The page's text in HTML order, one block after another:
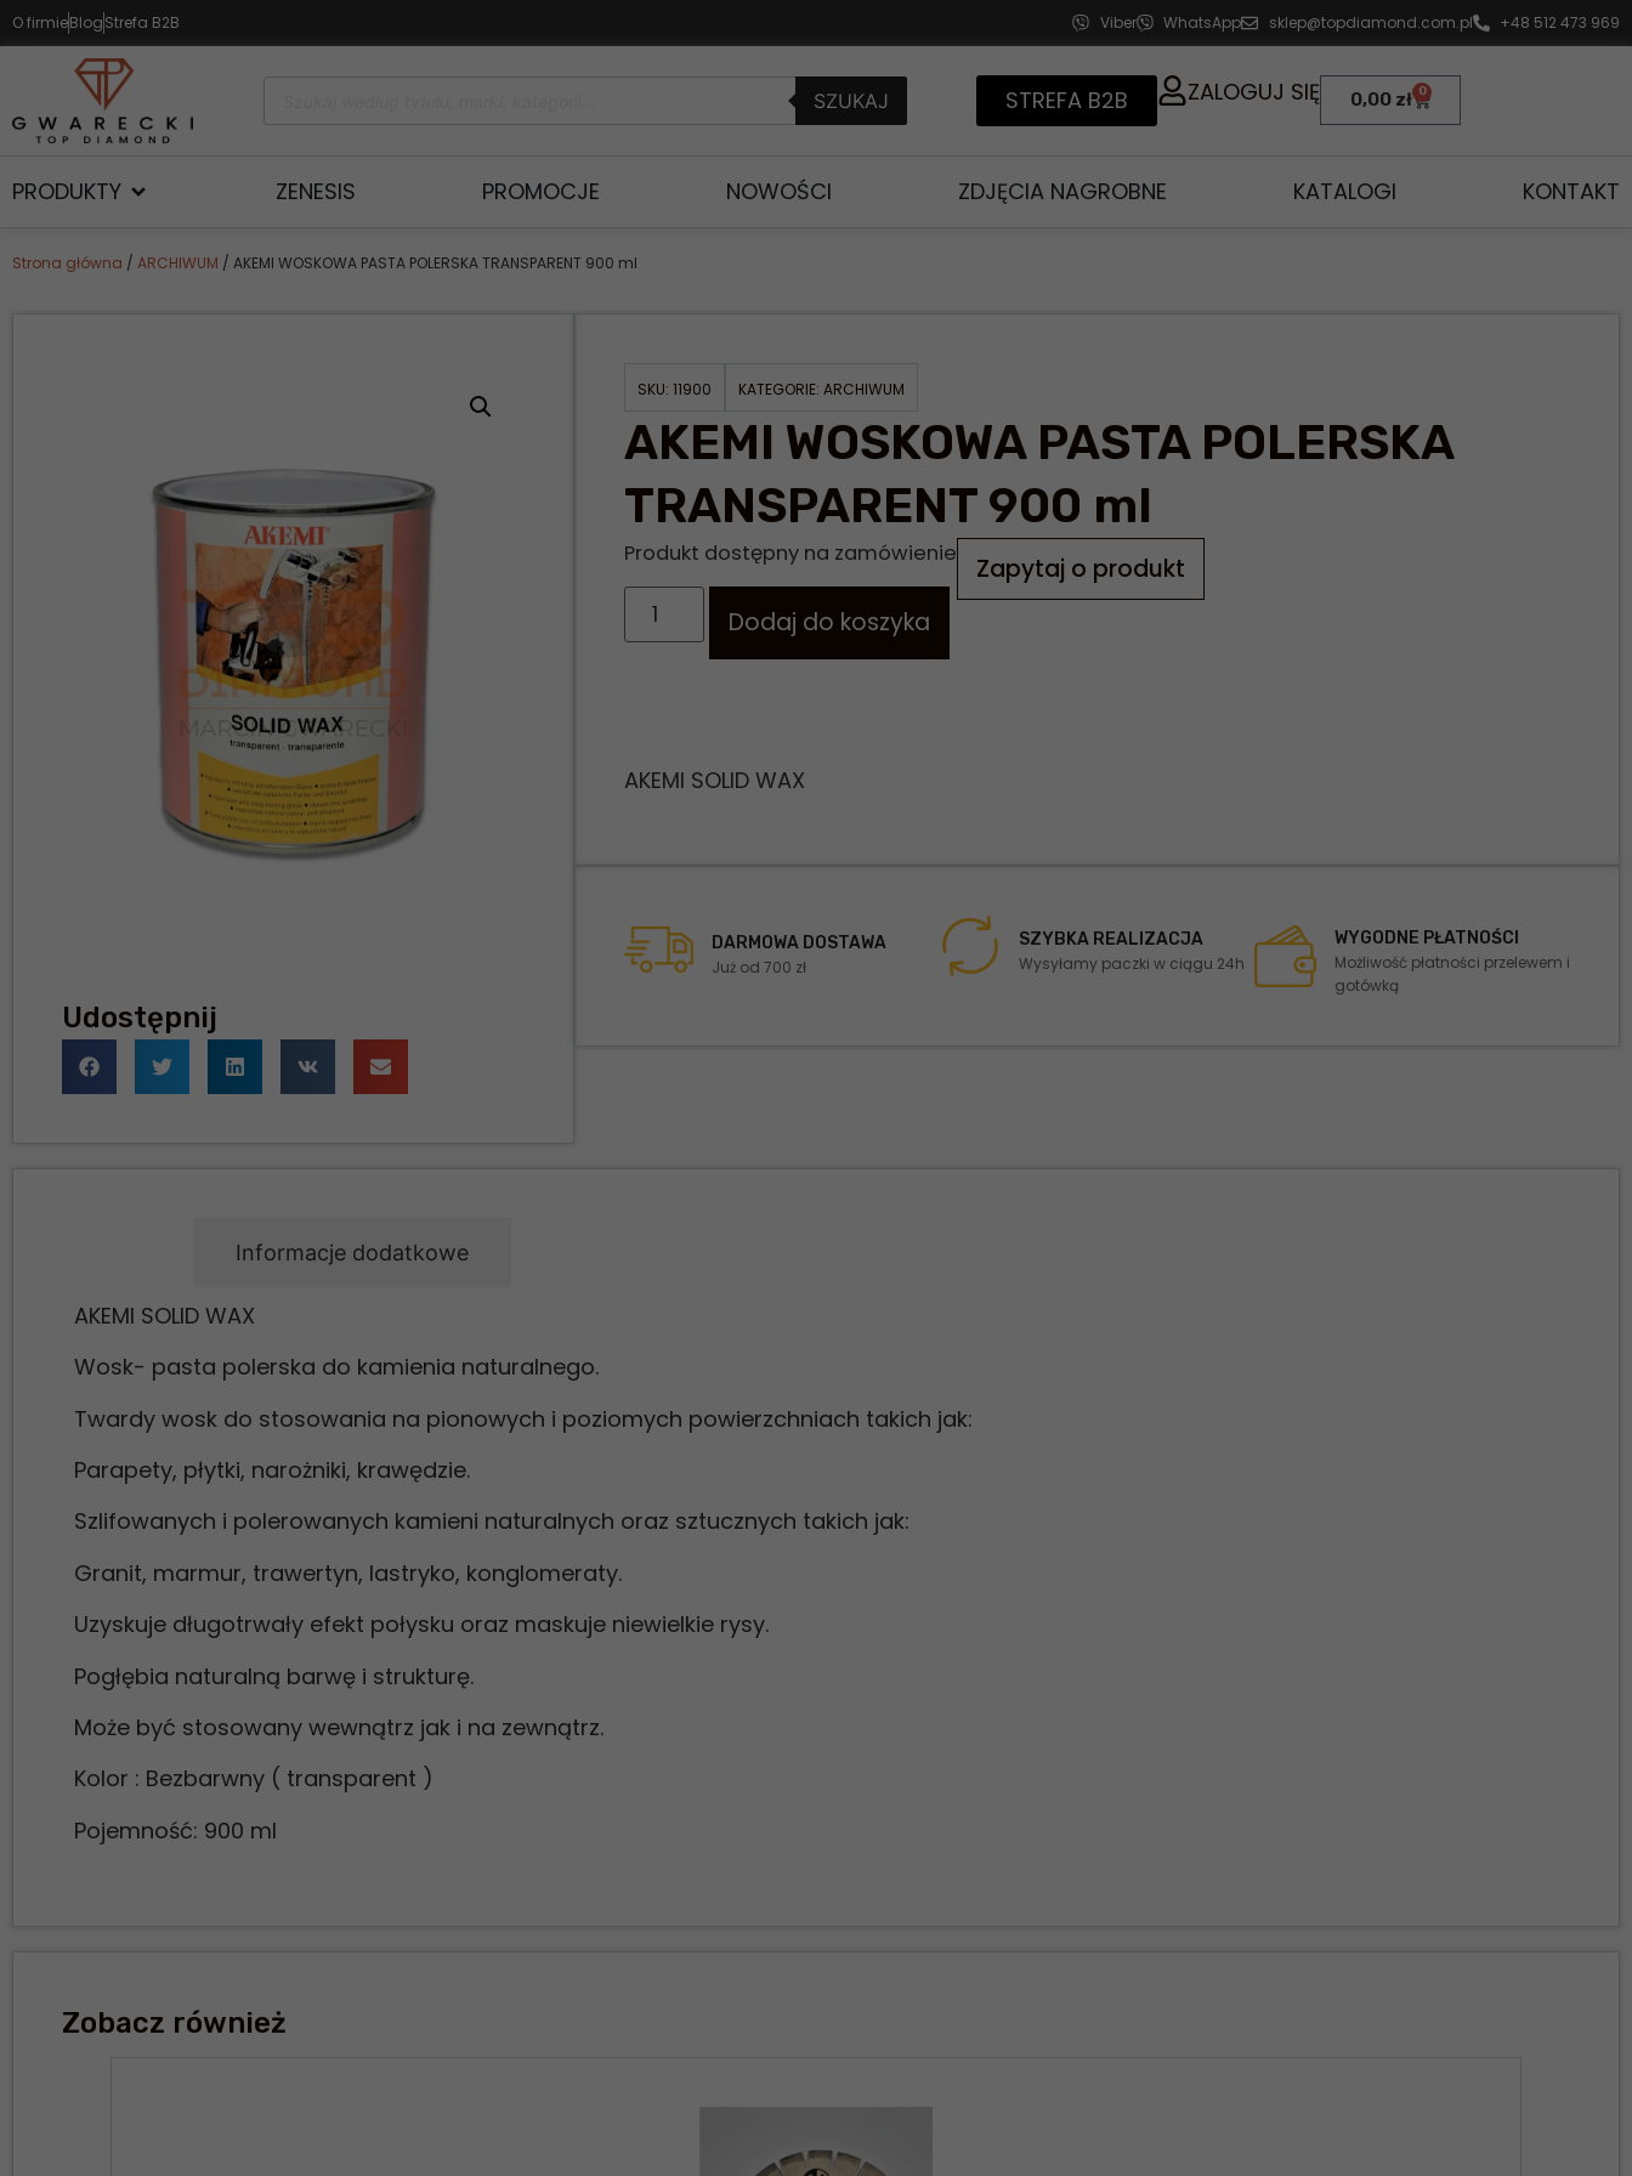
O firmieBlogStrefa B2B Viber WhatsApp sklep@topdiamond.com.pl +48 512 473 969
SZUKAJ STREFA B2B ZALOGUJ SIĘ 0,00 zł 0
PRODUKTY ZENESIS PROMOCJE NOWOŚCI ZDJĘCIA NAGROBNE KATALOGI KONTAKT
Strona główna / ARCHIWUM / AKEMI WOSKOWA PASTA POLERSKA TRANSPARENT 900 ml
Udostępnij
SKU:11900 KATEGORIE:ARCHIWUM
AKEMI WOSKOWA PASTA POLERSKA
TRANSPARENT 900 ml
Produkt dostępny na zamówienie
Dodaj do koszyka
Zapytaj o produkt
AKEMI SOLID WAX
DARMOWA DOSTAWA
Już od 700 zł
SZYBKA REALIZACJA
Wysyłamy paczki w ciągu 24h
WYGODNE PŁATNOŚCI
Możliwość płatności przelewem i
gotówką
Informacje dodatkowe
AKEMI SOLID WAX
Wosk- pasta polerska do kamienia naturalnego.
Twardy wosk do stosowania na pionowych i poziomych powierzchniach takich jak:
Parapety, płytki, narożniki, krawędzie.
Szlifowanych i polerowanych kamieni naturalnych oraz sztucznych takich jak:
Granit, marmur, trawertyn, lastryko, konglomeraty.
Uzyskuje długotrwały efekt połysku oraz maskuje niewielkie rysy.
Pogłębia naturalną barwę i strukturę.
Może być stosowany wewnątrz jak i na zewnątrz.
Kolor : Bezbarwny ( transparent )
Pojemność: 900 ml
Zobacz również